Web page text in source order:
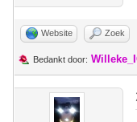
Website Zoek
Bedankt door: